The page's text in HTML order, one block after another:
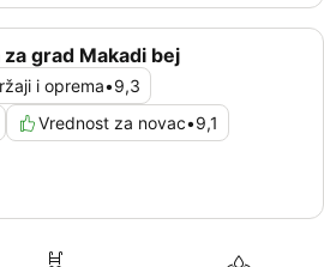
grad Makadi bej
i oprema•9,3
Vrednost za novac•9,1